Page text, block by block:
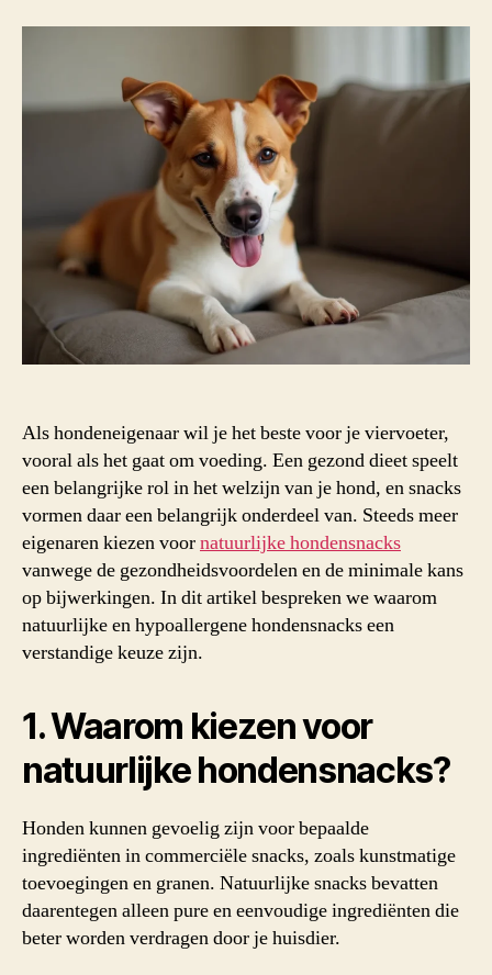
Als hondeneigenaar wil je het beste voor je viervoeter,
vooral als het gaat om voeding. Een gezond dieet speelt
een belangrijke rol in het welzijn van je hond, en snacks
vormen daar een belangrijk onderdeel van. Steeds meer
eigenaren kiezen voornatuurlijke hondensnacks
vanwege de gezondheidsvoordelen en de minimale kans
op bijwerkingen. In dit artikel bespreken we waarom
natuurlijke en hypoallergene hondensnacks een
verstandige keuze zijn.
1. Waarom kiezen voor
natuurlijke hondensnacks?
Honden kunnen gevoelig zijn voor bepaalde
ingrediënten in commerciële snacks, zoals kunstmatige
toevoegingen en granen. Natuurlijke snacks bevatten
daarentegen alleen pure en eenvoudige ingrediënten die
beter worden verdragen door je huisdier.